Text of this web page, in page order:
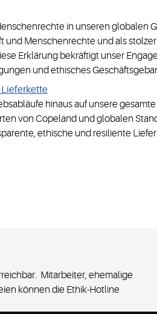
in unseren globalen
Menschenrechte und als
Erklärung bekräftigt unser
und ethisches
hinaus auf unsere
von Copeland und globalen
ethische und resiliente
Mitarbeiter, ehemalige
können die Ethik-Hotline